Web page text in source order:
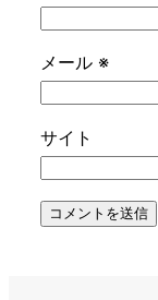
メール ※
サイト